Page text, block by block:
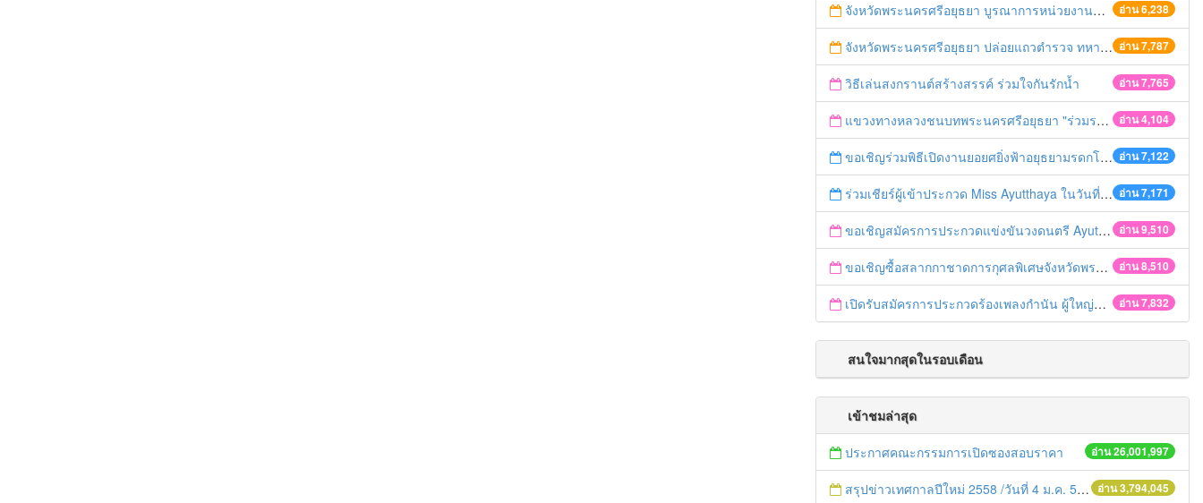
อ่าน 6,238
จังหวัดพระนครศรีอยุธยา บูรณาการหน่วยงานที่เกี่ยวข้อง ลงพื้นที่จัดระเบียบและดำเนินมาตรการตามบทลงโทษสูงสุดกับผู้ประกอบการร้านค้าที่ยังฝ่าฝืนตั้งร้านค้ารุกล้ำเขตพื้นที่ทางหลวง เตรียมความปลอดภัยก่อนเทศกาลสงกรานต์
อ่าน 7,787
จังหวัดพระนครศรีอยุธยา ปล่อยแถวตำรวจ ทหาร ฝ่ายปกครอง กว่า 100 นาย ตรวจเข้มท่ารถสาธารณะ สถานีขนส่งรถโดยสาร วินรถตู้ และสถานีรถไฟ เตรียมรับมือเทศกาลสงกรานต์
อ่าน 7,765
วิธีเล่นสงกรานต์สร้างสรรค์ ร่วมใจกันรักน้ำ
อ่าน 4,104
แขวงทางหลวงชนบทพระนครศรีอยุธยา "ร่วมรณรงค์ ขับช้า เปิดไฟหน้า คาดเข็มขัด" เทศกาลสงกรานต์ ปี 2561
อ่าน 7,122
ขอเชิญร่วมพิธีเปิดงานยอยศยิ่งฟ้าอยุธยามรดกโลก
อ่าน 7,171
ร่วมเชียร์ผู้เข้าประกวด Miss Ayutthaya ในวันที่ 15 ธันวาคม 2560
อ่าน 9,510
ขอเชิญสมัครการประกวดแข่งขันวงดนตรี Ayutthaya battle of the bands
อ่าน 8,510
ขอเชิญซื้อสลากกาชาดการกุศลพิเศษจังหวัดพระนครศรีอยุธยา 2560
อ่าน 7,832
เปิดรับสมัครการประกวดร้องเพลงกำนัน ผู้ใหญ่บ้าน ฯลฯ
สนใจมากสุดในรอบเดือน
เข้าชมล่าสุด
อ่าน 26,001,997
ประกาศคณะกรรมการเปิดซองสอบราคา
อ่าน 3,794,045
สรุปข่าวเทศกาลปีใหม่ 2558 /วันที่ 4 ม.ค. 58